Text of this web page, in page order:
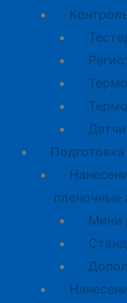
пленочные
Мини